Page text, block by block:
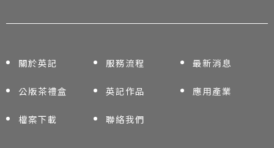
關於英記 服務流程 最新消息
公版茶禮盒 英記作品 應用產業
檔案下載 聯絡我們